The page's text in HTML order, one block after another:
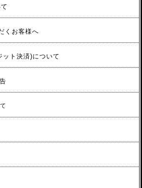
くお客様へ
ト決済)について